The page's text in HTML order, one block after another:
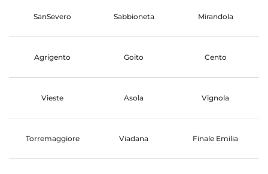
SanSevero Sabbioneta Mirandola
Agrigento Goito Cento
Vieste Asola Vignola
Torremaggiore Viadana Finale Emilia